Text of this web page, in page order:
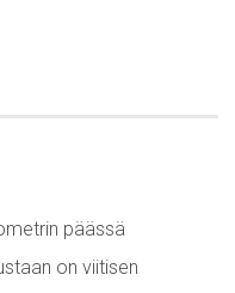
päässä
on viitisen